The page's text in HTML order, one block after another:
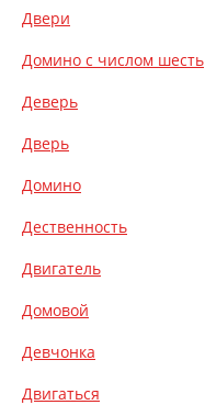
Двери
Домино с числом шесть
Деверь
Дверь
Домино
Дественность
Двигатель
Домовой
Девчонка
Двигаться